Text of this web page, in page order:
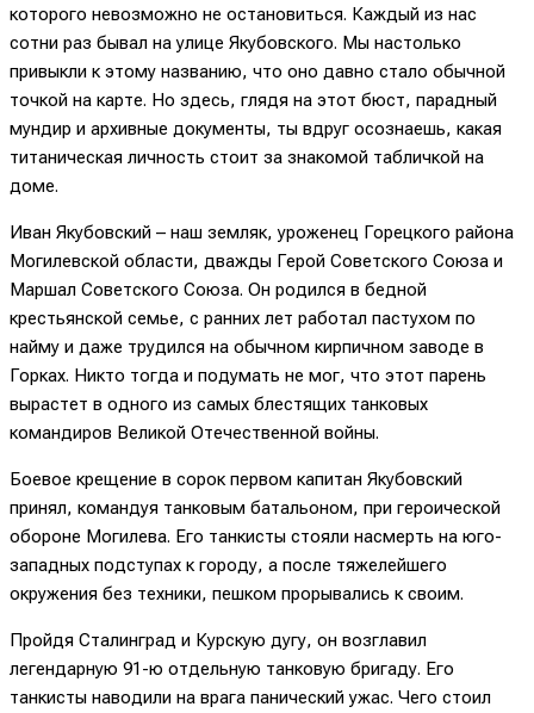
которого невозможно не остановиться. Каждый из нас
сотни раз бывал на улице Якубовского. Мы настолько
привыкли к этому названию, что оно давно стало обычной
точкой на карте. Но здесь, глядя на этот бюст, парадный
мундир и архивные документы, ты вдруг осознаешь, какая
титаническая личность стоит за знакомой табличкой на
доме.
Иван Якубовский – наш земляк, уроженец Горецкого района
Могилевской области, дважды Герой Советского Союза и
Маршал Советского Союза. Он родился в бедной
крестьянской семье, с ранних лет работал пастухом по
найму и даже трудился на обычном кирпичном заводе в
Горках. Никто тогда и подумать не мог, что этот парень
вырастет в одного из самых блестящих танковых
командиров Великой Отечественной войны.
Боевое крещение в сорок первом капитан Якубовский
принял, командуя танковым батальоном, при героической
обороне Могилева. Его танкисты стояли насмерть на юго-
западных подступах к городу, а после тяжелейшего
окружения без техники, пешком прорывались к своим.
Пройдя Сталинград и Курскую дугу, он возглавил
легендарную 91-ю отдельную танковую бригаду. Его
танкисты наводили на врага панический ужас. Чего стоил